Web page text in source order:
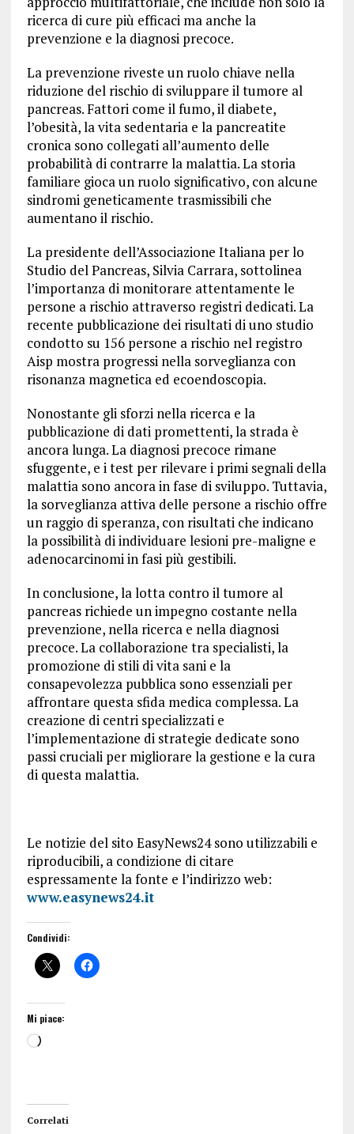
ricerca di cure più efficaci ma anche la
prevenzione e la diagnosi precoce.
La prevenzione riveste un ruolo chiave nella
riduzione del rischio di sviluppare il tumore al
pancreas. Fattori come il fumo, il diabete,
l’obesità, la vita sedentaria e la pancreatite
cronica sono collegati all’aumento delle
probabilità di contrarre la malattia. La storia
familiare gioca un ruolo significativo, con alcune
sindromi geneticamente trasmissibili che
aumentano il rischio.
La presidente dell’Associazione Italiana per lo
Studio del Pancreas, Silvia Carrara, sottolinea
l’importanza di monitorare attentamente le
persone a rischio attraverso registri dedicati. La
recente pubblicazione dei risultati di uno studio
condotto su 156 persone a rischio nel registro
Aisp mostra progressi nella sorveglianza con
risonanza magnetica ed ecoendoscopia.
Nonostante gli sforzi nella ricerca e la
pubblicazione di dati promettenti, la strada è
ancora lunga. La diagnosi precoce rimane
sfuggente, e i test per rilevare i primi segnali della
malattia sono ancora in fase di sviluppo. Tuttavia,
la sorveglianza attiva delle persone a rischio offre
un raggio di speranza, con risultati che indicano
la possibilità di individuare lesioni pre-maligne e
adenocarcinomi in fasi più gestibili.
In conclusione, la lotta contro il tumore al
pancreas richiede un impegno costante nella
prevenzione, nella ricerca e nella diagnosi
precoce. La collaborazione tra specialisti, la
promozione di stili di vita sani e la
consapevolezza pubblica sono essenziali per
affrontare questa sfida medica complessa. La
creazione di centri specializzati e
l’implementazione di strategie dedicate sono
passi cruciali per migliorare la gestione e la cura
di questa malattia.
Le notizie del sito EasyNews24 sono utilizzabili e
riproducibili, a condizione di citare
espressamente la fonte e l’indirizzo web:
www.easynews24.it
Condividi:
Mi piace:
Correlati